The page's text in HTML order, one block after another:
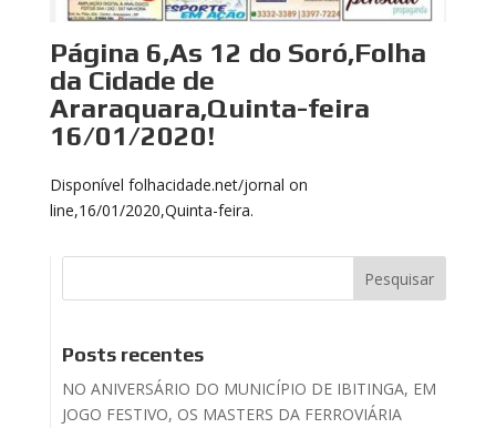
Página 6,As 12 do Soró,Folha
da Cidade de
Araraquara,Quinta-feira
16/01/2020!
Disponível folhacidade.net/jornal on
line,16/01/2020,Quinta-feira.
Posts recentes
NO ANIVERSÁRIO DO MUNICÍPIO DE IBITINGA, EM
JOGO FESTIVO, OS MASTERS DA FERROVIÁRIA